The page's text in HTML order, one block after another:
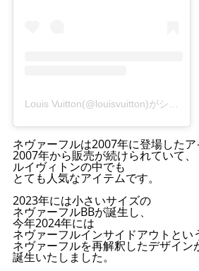
Louis Vuitton(@louisvuitton)がシェアした投稿
ネヴァーフルは2007年に登場したア
2007年から販売が続けられていて、
ルイヴィトンの中でも
とても人気なアイテムです。
2023年には小さいサイズの
ネヴァーフルBBが誕生し、
今年2024年には
ネヴァーフルインサイドアウトとい
ネヴァーフルを再解釈したデザイン
誕生いたしました。